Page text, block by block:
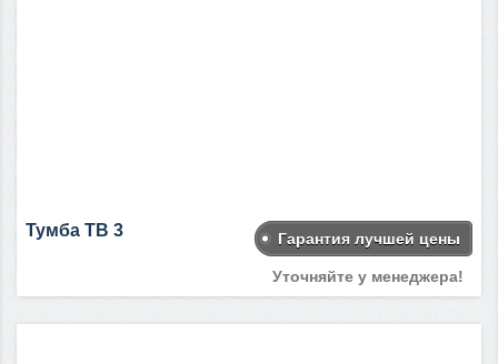
Тумба ТВ 3 Гарантия лучшей цены
Уточняйте у менеджера!